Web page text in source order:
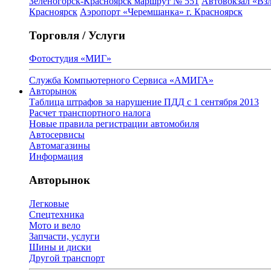
Красноярск Аэропорт «Черемшанка» г. Красноярск
Торговля / Услуги
Фотостудия «МИГ»
Служба Компьютерного Сервиса «АМИГА»
Авторынок
Таблица штрафов за нарушение ПДД с 1 сентября 2013
Расчет транспортного налога
Новые правила регистрации автомобиля
Автосервисы
Автомагазины
Информация
Авторынок
Легковые
Спецтехника
Мото и вело
Запчасти, услуги
Шины и диски
Другой транспорт